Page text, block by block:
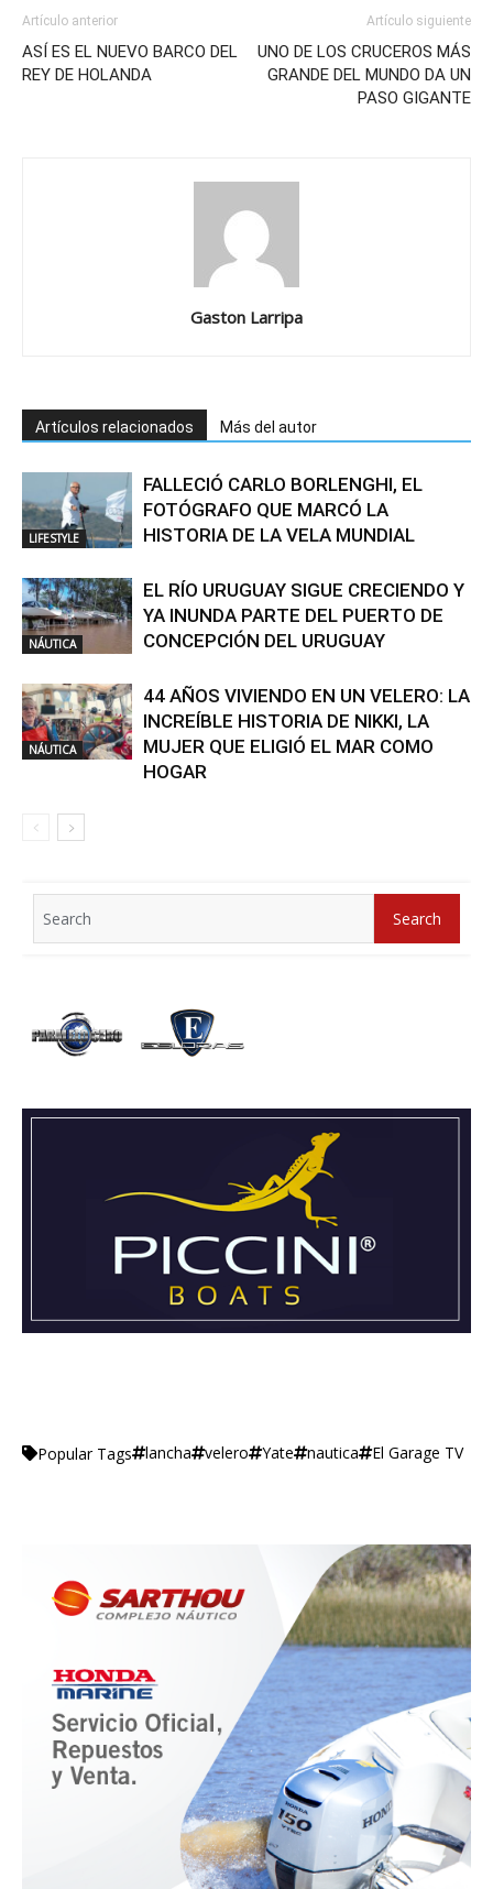
Artículo anterior
ASÍ ES EL NUEVO BARCO DEL
REY DE HOLANDA
Artículo siguiente
UNO DE LOS CRUCEROS MÁS
GRANDE DEL MUNDO DA UN
PASO GIGANTE
Gaston Larripa
Artículos relacionados Más del autor
LIFESTYLE
FALLECIÓ CARLO BORLENGHI, EL
FOTÓGRAFO QUE MARCÓ LA
HISTORIA DE LA VELA MUNDIAL
NÁUTICA
EL RÍO URUGUAY SIGUE CRECIENDO Y
YA INUNDA PARTE DEL PUERTO DE
CONCEPCIÓN DEL URUGUAY
NÁUTICA
44 AÑOS VIVIENDO EN UN VELERO: LA
INCREÍBLE HISTORIA DE NIKKI, LA
MUJER QUE ELIGIÓ EL MAR COMO
HOGAR
for:
Search
Popular Tags lancha velero Yate nautica El Garage TV